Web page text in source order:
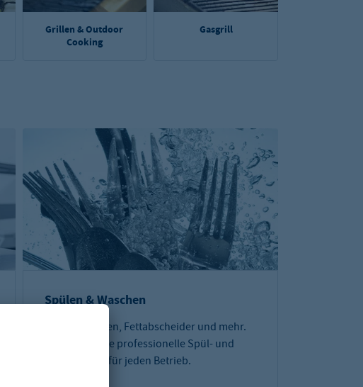
Grillen & Outdoor
Cooking
Gasgrill
Spülen & Waschen
Spülmaschinen, Fettabscheider und mehr.
Hier finden Sie professionelle Spül- und
Waschgeräte für jeden Betrieb.